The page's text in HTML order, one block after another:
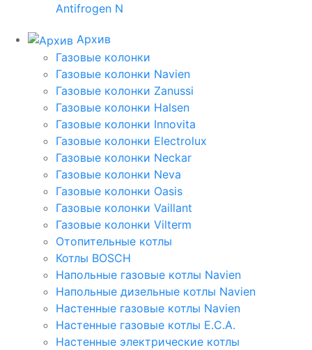
Antifrogen N
Архив
Газовые колонки
Газовые колонки Navien
Газовые колонки Zanussi
Газовые колонки Halsen
Газовые колонки Innovita
Газовые колонки Electrolux
Газовые колонки Neckar
Газовые колонки Neva
Газовые колонки Oasis
Газовые колонки Vaillant
Газовые колонки Vilterm
Отопительные котлы
Котлы BOSCH
Напольные газовые котлы Navien
Напольные дизельные котлы Navien
Настенные газовые котлы Navien
Настенные газовые котлы E.C.A.
Настенные электрические котлы